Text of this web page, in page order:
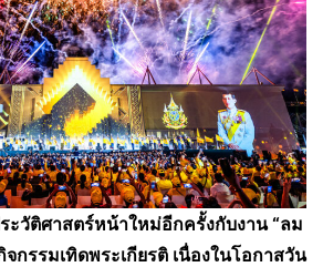
ะวัติศาสตร์หน้าใหม่อีกครั้งกับงาน “ลม
กรรมเทิดพระเกียรติ เนื่องในโอกาสวัน